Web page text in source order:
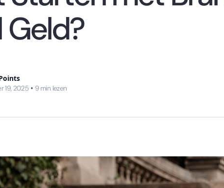
Geld?
19, 2025 • 9 min lezen